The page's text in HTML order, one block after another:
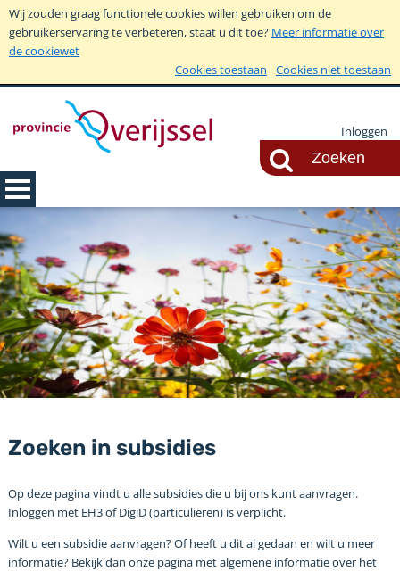
Wij zouden graag functionele cookies willen gebruiken om de
gebruikerservaring te verbeteren, staat u dit toe? Meer informatie over
de cookiewet
Cookies toestaan
Cookies niet toestaan
Inloggen
Zoeken in subsidies
Op deze pagina vindt u alle subsidies die u bij ons kunt aanvragen.
Inloggen met EH3 of DigiD (particulieren) is verplicht.
Wilt u een subsidie aanvragen? Of heeft u dit al gedaan en wilt u meer
informatie? Bekijk dan onze pagina met algemene informatie over het